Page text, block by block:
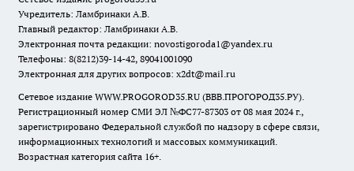
Учредитель: Ламбринаки А.В.
Главный редактор: Ламбринаки А.В.
Электронная почта редакции: novostigoroda1@yandex.ru
Телефоны: 8(8212)39-14-42, 89041001090
Электронная для других вопросов: x2dt@mail.ru
Сетевое издание WWW.PROGOROD35.RU (ВВВ.ПРОГОРОД35.РУ).
Регистрационный номер СМИ ЭЛ №ФС77-87303 от 08 мая 2024 г.,
зарегистрировано Федеральной службой по надзору в сфере связи,
информационных технологий и массовых коммуникаций.
Возрастная категория сайта 16+.